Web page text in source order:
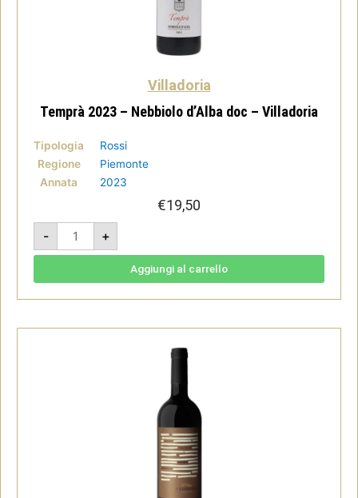
Villadoria
Temprà 2023 – Nebbiolo d’Alba doc – Villadoria
Tipologia
Rossi
Regione
Piemonte
Annata
2023
€19,50
-
Temprà
2023
-
Nebbiolo
Villadoria
+
Aggiungi al carrello